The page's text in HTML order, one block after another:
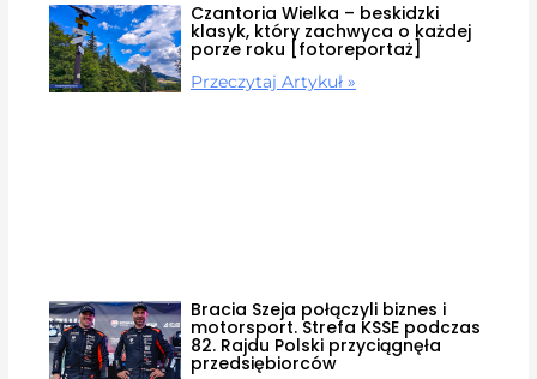
Czantoria Wielka – beskidzki
klasyk, który zachwyca o każdej
porze roku [fotoreportaż]
Przeczytaj Artykuł »
Bracia Szeja połączyli biznes i
motorsport. Strefa KSSE podczas
82. Rajdu Polski przyciągnęła
przedsiębiorców